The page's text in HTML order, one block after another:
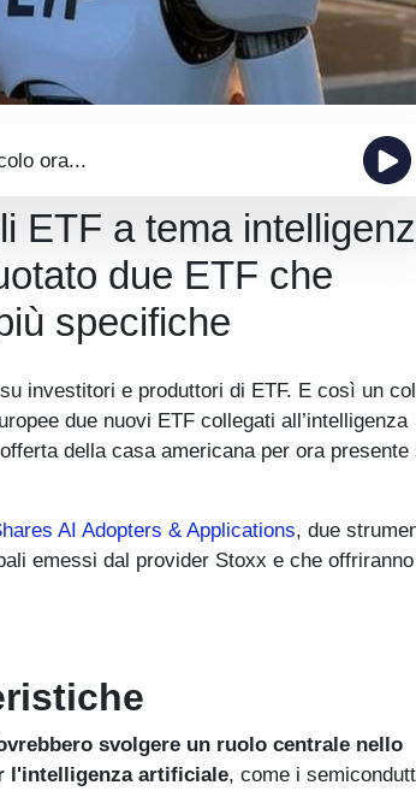
ora...
ETF a tema
due ETF che
specifiche
investitori e produttori di ETF. E così un
due nuovi ETF collegati all’intelligenza
della casa americana per ora presente
AI Adopters & Applications, due
emessi dal provider Stoxx e che offriranno
svolgere un ruolo centrale nello
l'intelligenza artificiale, come i